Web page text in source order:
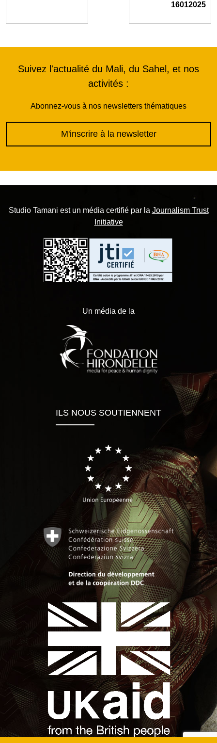
16012025
Suivez l'actualité du Mali, du Sahel, et nos
activités :
Abonnez-vous à nos newsletters thématiques
M'inscrire à la newsletter
Studio Tamani est un média certifié par la Journalism Trust
Initiative
Un média de la
ILS NOUS SOUTIENNENT